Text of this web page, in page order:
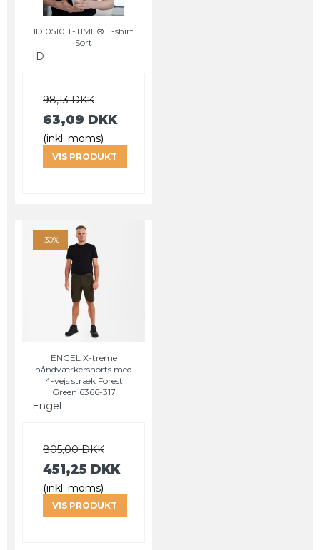
ID 0510 T-TIME® T-shirt
Sort
ID
98,13 DKK
63,09 DKK
(inkl. moms)
VIS PRODUKT
-30%
ENGEL X-treme
håndværkershorts med
4-vejs stræk Forest
Green 6366-317
Engel
805,00 DKK
451,25 DKK
(inkl. moms)
VIS PRODUKT